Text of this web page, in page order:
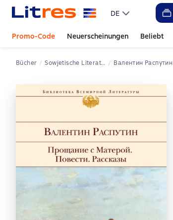
DE
Promo-Code Neuerscheinungen Beliebt
Bücher Sowjetische Literatur Валентин Распутин